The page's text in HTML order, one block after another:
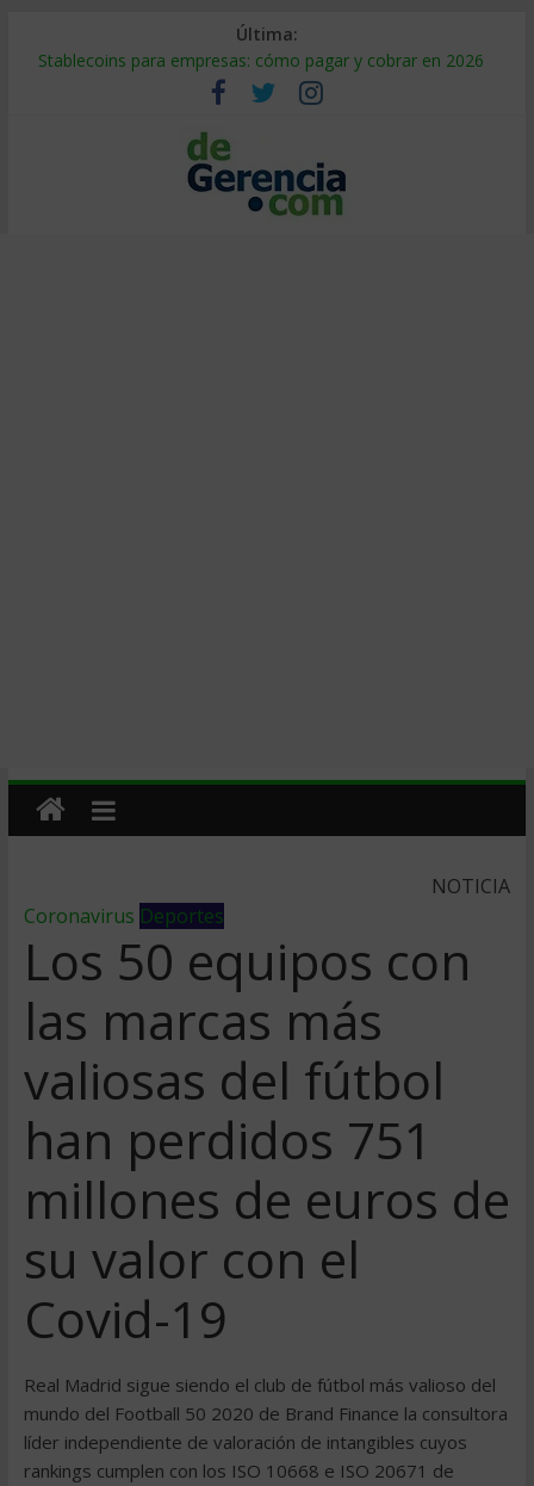
Última:
Stablecoins para empresas: cómo pagar y cobrar en 2026
Despido silencioso: qué es y por qué sale tan caro
IA en selección de personal: cómo auditarla a tiempo
Trabajo forzoso en la cadena de suministro: qué hacer
Mercado hispano de EE. UU.: cómo segmentarlo y venderle
NOTICIA
Coronavirus Deportes
Los 50 equipos con
las marcas más
valiosas del fútbol
han perdidos 751
millones de euros de
su valor con el
Covid-19
Real Madrid sigue siendo el club de fútbol más valioso del
mundo del Football 50 2020 de Brand Finance la consultora
líder independiente de valoración de intangibles cuyos
rankings cumplen con los ISO 10668 e ISO 20671 de